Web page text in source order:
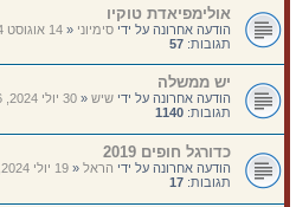
אולימפיאדת טוקיו
הודעה אחרונה על ידי סימיוני«14 אוגוסט 2024, 06:43
תגובות: 57
יש ממשלה
הודעה אחרונה על ידי שיש«30 יולי 2024, 13:26
תגובות: 1140
כדורגל חופים 2019
הודעה אחרונה על ידי הראל«19 יולי 2024, 15:33
תגובות: 17